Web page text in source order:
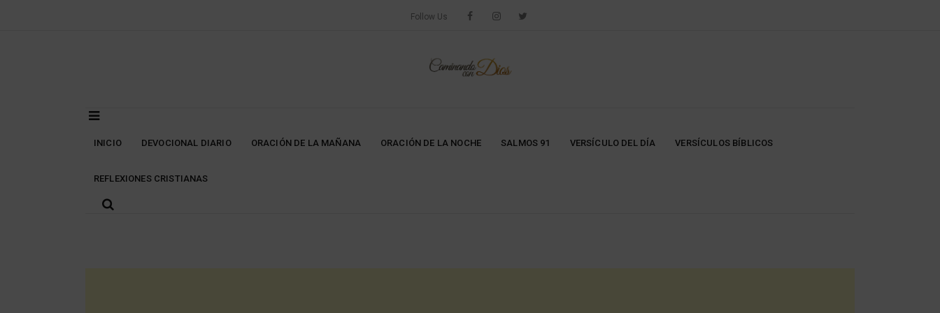
Follow Us
INICIO DEVOCIONAL DIARIO ORACIÓN DE LA MAÑANA ORACIÓN DE LA NOCHE SALMOS 91 VERSÍCULO DEL DÍA VERSÍCULOS BÍBLICOS
REFLEXIONES CRISTIANAS